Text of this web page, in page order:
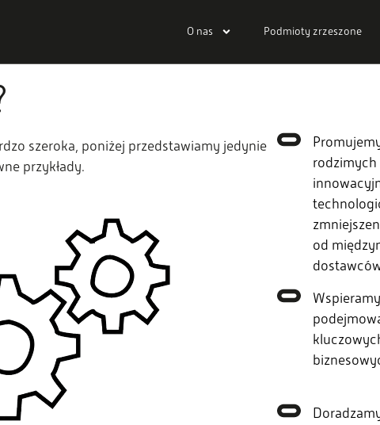
O nas Podmioty zrzeszone
szeroka, poniżej przedstawiamy jedynie
przykłady.
rodzimych
od